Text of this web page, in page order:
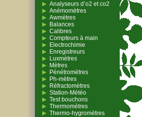
Analyseurs d’o2 et co2
Anémomètres
Awmètres
Balances
Calibres
Compteurs à main
Electrochimie
Enregistreurs
Luxmètres
Mètres
Pénétromètres
Ph-mètres
Réfractomètres
Station-Météo
Test bouchons
Thermomètres
Thermo-hygromètres